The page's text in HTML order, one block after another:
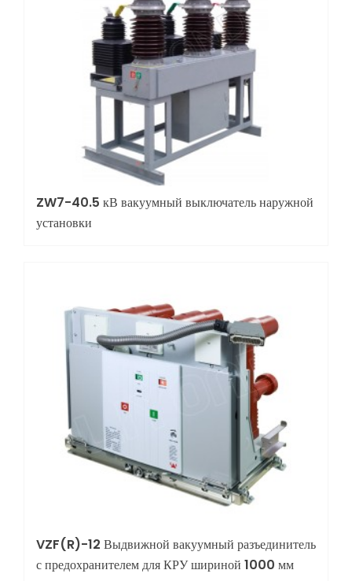
ZW7-40.5 кВ вакуумный выключатель наружной
установки
VZF(R)-12 Выдвижной вакуумный разъединитель
с предохранителем для КРУ шириной 1000 мм